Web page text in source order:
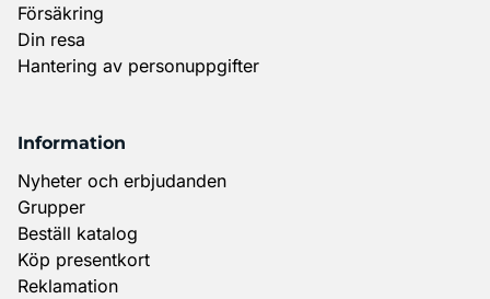
Försäkring
Din resa
Hantering av personuppgifter
Information
Nyheter och erbjudanden
Grupper
Beställ katalog
Köp presentkort
Reklamation